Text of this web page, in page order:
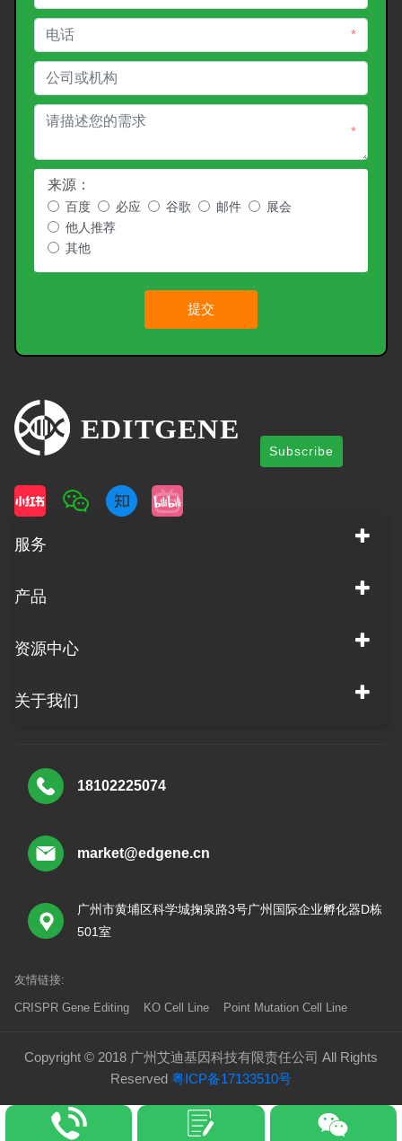
*
*
来源：
百度 必应 谷歌 邮件
展会
他人推荐
其他
提交
Subscribe
服务
产品
资源中心
关于我们
18102225074
market@edgene.cn
广州市黄埔区科学城掬泉路3号广州国际企业孵化器D栋
501室
友情链接:
CRISPR Gene Editing KO Cell Line Point Mutation Cell Line
Copyright © 2018 广州艾迪基因科技有限责任公司 All Rights
Reserved 粤ICP备17133510号